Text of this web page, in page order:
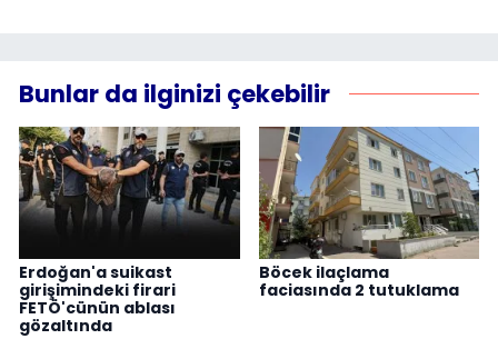
Bunlar da ilginizi çekebilir
Erdoğan'a suikast
girişimindeki firari
FETÖ'cünün ablası
gözaltında
Böcek ilaçlama
faciasında 2 tutuklama